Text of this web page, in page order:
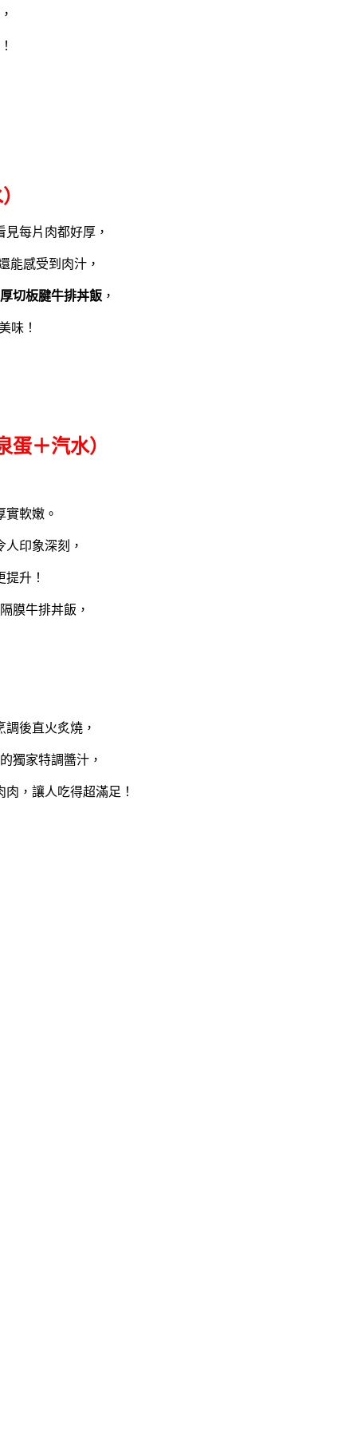
每片肉都好厚，
能感受到肉汁，
厚切板腱牛排丼飯 ，
味！
＋汽水）
軟嫩。
人印象深刻 ，
升！
膜牛排丼飯，
後直火炙燒，
獨家特調醬汁，
，讓人吃得超滿足！